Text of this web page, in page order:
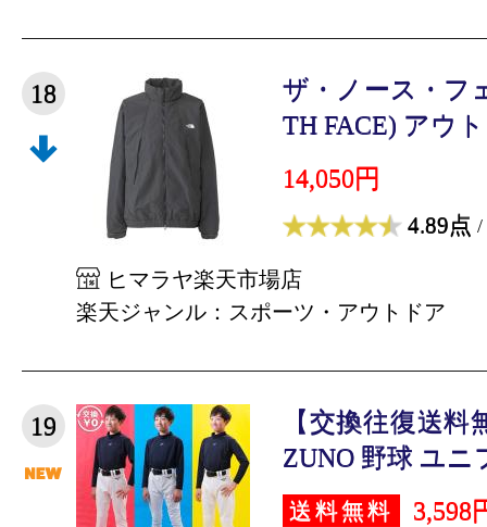
18
ザ・ノース・フ
TH FACE) アウ
14,050円
4.89点 /
ヒマラヤ楽天市場店
楽天ジャンル：スポーツ・アウトドア
19
【交換往復送
ZUNO 野球 ユニ
送料無料 3,598